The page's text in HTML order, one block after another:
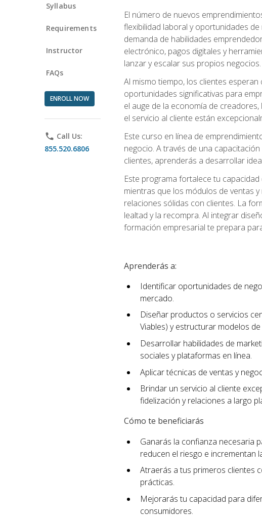
Syllabus
Requirements
Instructor
FAQs
ENROLL NOW
phone Call Us:
855.520.6806
El número de nuevos
flexibilidad laboral y oportunidades
demanda de habilidades
electrónico, pagos digitales y
lanzar y escalar sus propios negocios.
Al mismo tiempo, los clientes
oportunidades significativas para
el auge de la economía de
el servicio al cliente están
Este curso en línea de
negocio. A través de una
clientes, aprenderás a desarrollar
Este programa fortalece tu
mientras que los módulos de ventas
relaciones sólidas con clientes. La
lealtad y la recompra. Al integrar
formación empresarial te prepara
Aprenderás a:
Identificar oportunidades de
mercado.
Diseñar productos o servicios
Viables) y estructurar modelos
Desarrollar habilidades de
sociales y plataformas en línea.
Aplicar técnicas de ventas y
Brindar un servicio al cliente
fidelización y relaciones a largo
Cómo te beneficiarás
Ganarás la confianza necesaria
reducen el riesgo e incrementan
Atraerás a tus primeros clientes
prácticas.
Mejorarás tu capacidad para
consumidores.